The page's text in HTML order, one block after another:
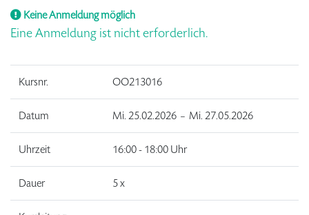
Keine Anmeldung möglich
Eine Anmeldung ist nicht erforderlich.
Kursnr. OO213016
Datum Mi. 25.02.2026 – Mi. 27.05.2026
Uhrzeit 16:00 - 18:00 Uhr
Dauer 5 x